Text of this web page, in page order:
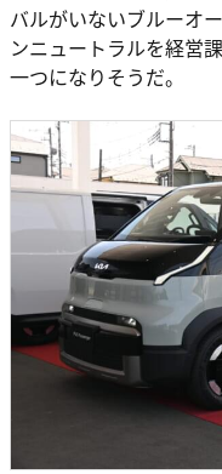
バルがいないブルーオ
ンニュートラルを経営
一つになりそうだ。